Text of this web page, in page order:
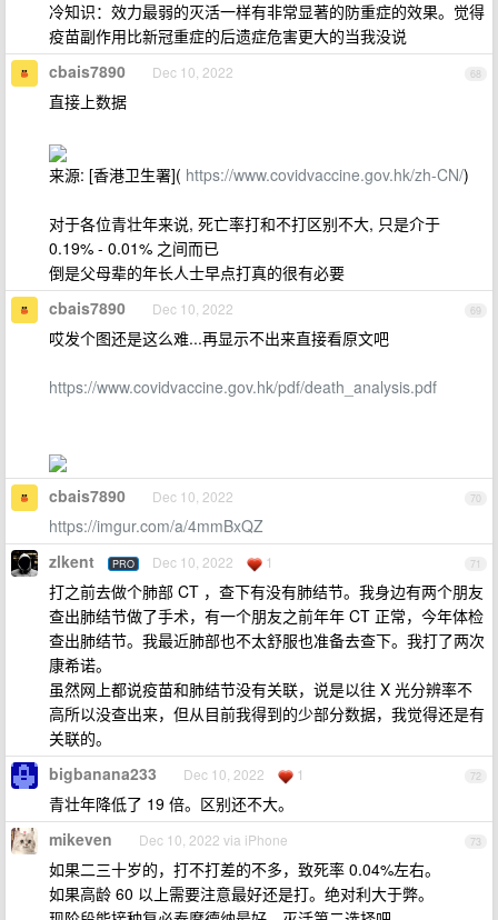
冷知识：效力最弱的灭活一样有非常显著的防重症的效果。觉得
疫苗副作用比新冠重症的后遗症危害更大的当我没说
68
cbais7890 Dec 10, 2022
直接上数据
来源: [香港卫生署]( https://www.covidvaccine.gov.hk/zh-CN/)
对于各位青壮年来说, 死亡率打和不打区别不大, 只是介于
0.19% - 0.01% 之间而已
倒是父母辈的年长人士早点打真的很有必要
69
cbais7890 Dec 10, 2022
哎发个图还是这么难...再显示不出来直接看原文吧
https://www.covidvaccine.gov.hk/pdf/death_analysis.pdf
70
cbais7890 Dec 10, 2022
https://imgur.com/a/4mmBxQZ
71
zlkent PRO Dec 10, 2022 1
打之前去做个肺部 CT ，查下有没有肺结节。我身边有两个朋友
查出肺结节做了手术，有一个朋友之前年年 CT 正常，今年体检
查出肺结节。我最近肺部也不太舒服也准备去查下。我打了两次
康希诺。
虽然网上都说疫苗和肺结节没有关联，说是以往 X 光分辨率不
高所以没查出来，但从目前我得到的少部分数据，我觉得还是有
关联的。
72
bigbanana233 Dec 10, 2022 1
青壮年降低了 19 倍。区别还不大。
73
mikeven Dec 10, 2022 via iPhone
如果二三十岁的，打不打差的不多，致死率 0.04%左右。
如果高龄 60 以上需要注意最好还是打。绝对利大于弊。